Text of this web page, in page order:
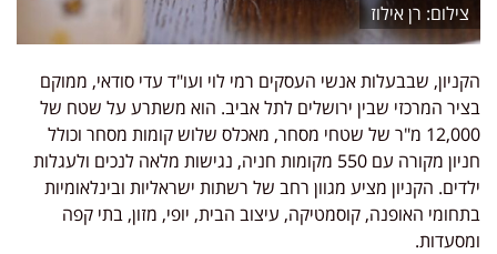
רן אילוז
הקניון, שבבעלות אנשי העסקים רמי לוי ועו"ד עדי סודאי, ממוקם
בציר המרכזי שבין ירושלים לתל אביב. הוא משתרע על שטח של
12,000 מ"ר של שטחי מסחר, מאכלס שלוש קומות מסחר וכולל
חניון מקורה עם 550 מקומות חניה, נגישות מלאה לנכים ולעגלות
ילדים. הקניון מציע מגוון רחב של רשתות ישראליות ובינלאומיות
בתחומי האופנה, קוסמטיקה, עיצוב הבית, יופי, מזון, בתי קפה
ומסעדות.